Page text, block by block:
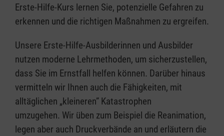
Erste-Hilfe-Kurs lernen Sie, potenzielle Gefahren zu
erkennen und die richtigen Maßnahmen zu ergreifen.
Unsere Erste-Hilfe-Ausbilderinnen und Ausbilder
nutzen moderne Lehrmethoden, um sicherzustellen,
dass Sie im Ernstfall helfen können. Darüber hinaus
vermitteln wir Ihnen auch die Fähigkeiten, mit
alltäglichen „kleineren” Katastrophen
umzugehen. Wir üben zum Beispiel die Reanimation,
legen aber auch Druckverbände an und erläutern die